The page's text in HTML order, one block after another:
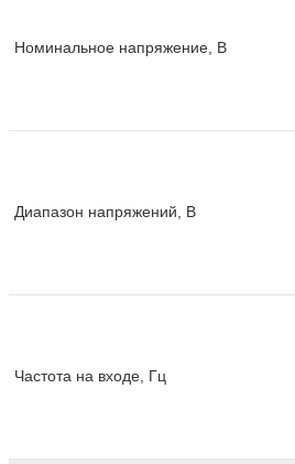
Номинальное напряжение, В
Диапазон напряжений, В
Частота на входе, Гц